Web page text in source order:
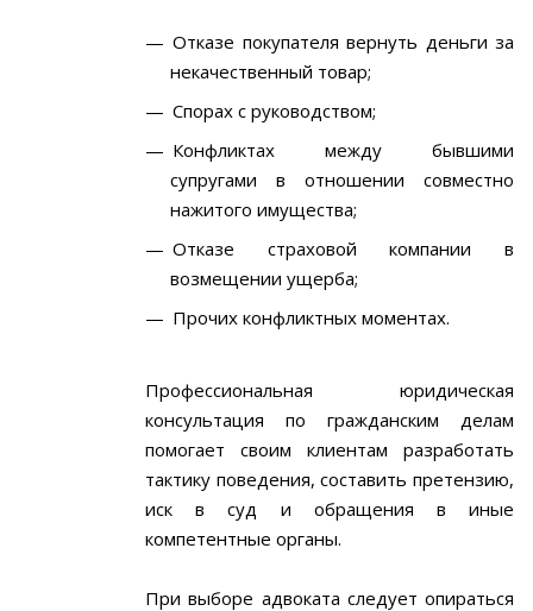
Отказе покупателя вернуть деньги за
некачественный товар;
Спорах с руководством;
Конфликтах между бывшими
супругами в отношении совместно
нажитого имущества;
Отказе страховой компании в
возмещении ущерба;
Прочих конфликтных моментах.
Профессиональная юридическая
консультация по гражданским делам
помогает своим клиентам разработать
тактику поведения, составить претензию,
иск в суд и обращения в иные
компетентные органы.
При выборе адвоката следует опираться